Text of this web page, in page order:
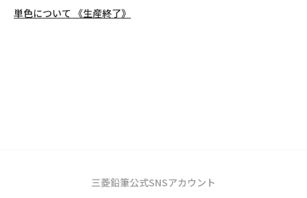
単色について 《生産終了》
三菱鉛筆公式SNSアカウント